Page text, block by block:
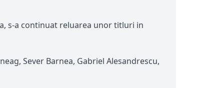
s-a continuat reluarea unor titluri in
Sever Barnea, Gabriel Alesandrescu,